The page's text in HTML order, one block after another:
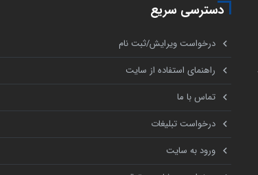
دسترسی سریع
درخواست ویرایش/ثبت نام
راهنمای استفاده از سایت
تماس با ما
درخواست تبلیغات
ورود به سایت